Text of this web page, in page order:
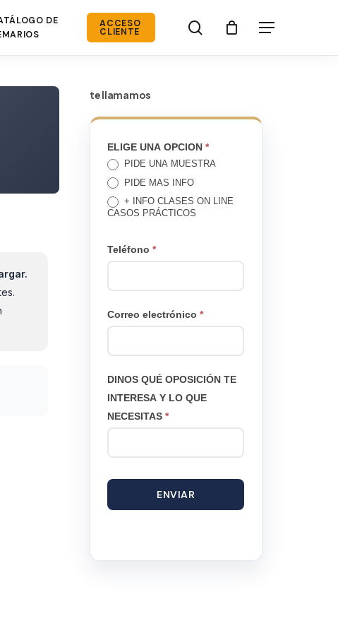
DE
ACCESO
CLIENTE search Menú
te llamamos
TE
LLAMAMOS
ELIGE UNA OPCION*
PIDE UNA MUESTRA
PIDE MAS INFO
+ INFO CLASES ON LINE
CASOS PRÁCTICOS
Teléfono*
Correo electrónico*
DINOS QUÉ OPOSICIÓN TE
INTERESA Y LO QUE
NECESITAS*
ENVIAR